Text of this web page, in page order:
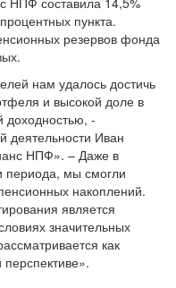
пункта.
резервов фонда
нам удалось достичь
и высокой доле в
доходностью, -
деятельности Иван
НПФ». – Даже в
периода, мы смогли
накоплений.
является
значительных
как